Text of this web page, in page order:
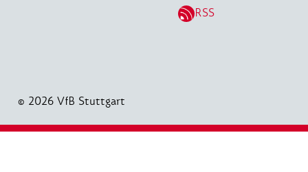
RSS
© 2026 VfB Stuttgart